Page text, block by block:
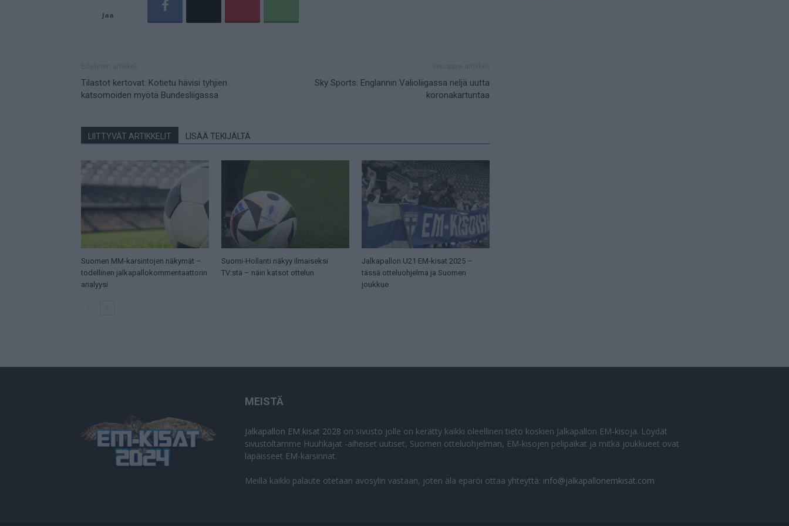
Jaa
Tilastot kertovat: Kotietu hävisi tyhjien
katsomoiden myötä Bundesliigassa
Sky Sports: Englannin Valioliigassa neljä uutta
koronakartuntaa
LIITTYVÄT ARTIKKELIT LISÄÄ TEKIJÄLTÄ
Suomen MM-karsintojen näkymät –
todellinen jalkapallokommentaattorin
analyysi
Suomi-Hollanti näkyy ilmaiseksi
TV:stä – näin katsot ottelun
Jalkapallon U21 EM-kisat 2025 –
tässä otteluohjelma ja Suomen
joukkue
MEISTÄ
Jalkapallon EM kisat 2028 on sivusto jolle on kerätty kaikki oleellinen tieto koskien Jalkapallon EM-kisoja. Löydät
sivustoltamme Huuhkajat -aiheiset uutiset, Suomen otteluohjelman, EM-kisojen pelipaikat ja mitkä joukkueet ovat
läpäisseet EM-karsinnat.
Meillä kaikki palaute otetaan avosylin vastaan, joten älä epäröi ottaa yhteyttä: info@jalkapallonemkisat.com